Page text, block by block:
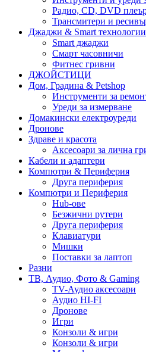
Радио, CD, DVD
Трансмитери и
Джаджи & Smart технологии
Smart джаджи
Смарт часовничи
Фитнес гривни
ДЖОЙСТИЦИ
Дом, Градина & Petshop
Инструменти за
Уреди за измерване
Домакински електроуреди
Дронове
Здраве и красота
Аксесоари за лична
Кабели и адаптери
Компютри & Периферия
Друга периферия
Компютри и Периферия
Hub-ове
Безжични рутери
Друга периферия
Клавиатури
Мишки
Поставки за лаптоп
Разни
ТВ, Аудио, Фото & Gaming
TV-Аудио аксесоари
Аудио HI-FI
Дронове
Игри
Конзоли & игри
Конзоли & игри